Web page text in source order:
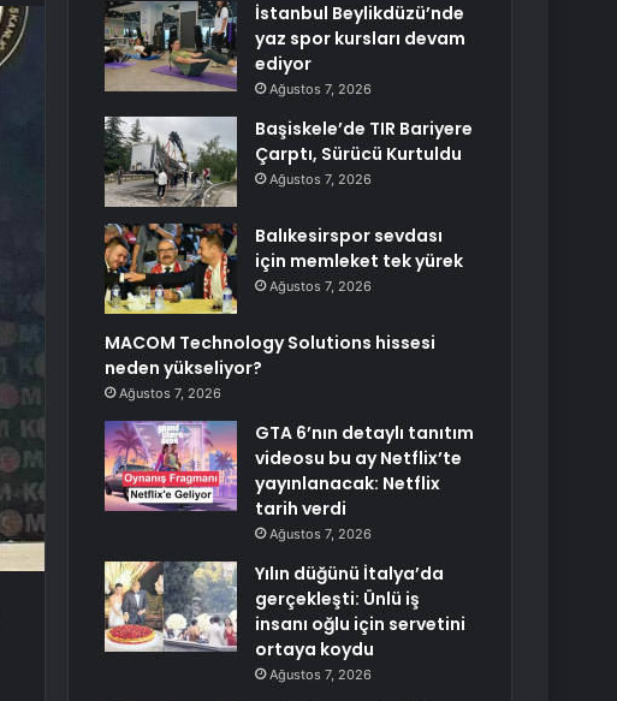
İstanbul Beylikdüzü’nde
yaz spor kursları devam
ediyor
Ağustos 7, 2026
Başiskele’de TIR Bariyere
Çarptı, Sürücü Kurtuldu
Ağustos 7, 2026
Balıkesirspor sevdası
için memleket tek yürek
Ağustos 7, 2026
MACOM Technology Solutions hissesi
neden yükseliyor?
Ağustos 7, 2026
GTA 6’nın detaylı tanıtım
videosu bu ay Netflix’te
yayınlanacak: Netflix
tarih verdi
Ağustos 7, 2026
Yılın düğünü İtalya’da
gerçekleşti: Ünlü iş
insanı oğlu için servetini
ortaya koydu
Ağustos 7, 2026